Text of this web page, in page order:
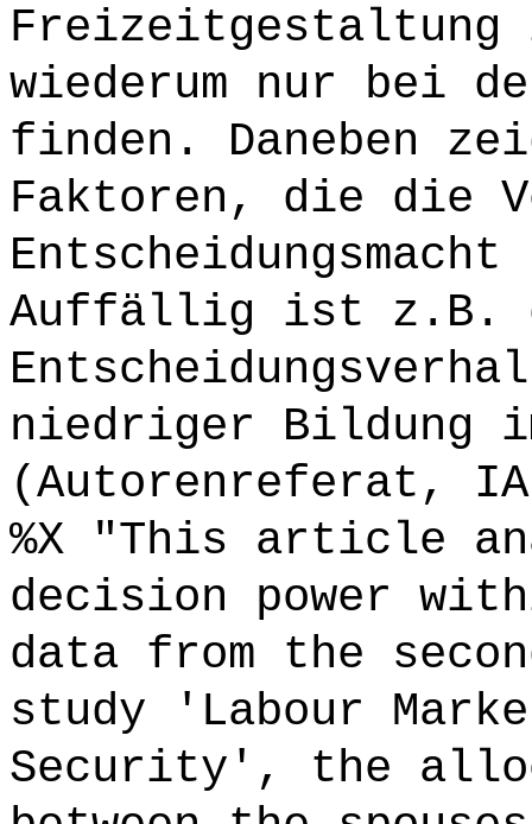
wiederum nur bei
finden. Daneben
Faktoren, die die
Auffällig ist z.B.
niedriger Bildung
(Autorenreferat,
%X "This article
decision power
data from the
study 'Labour
Security', the